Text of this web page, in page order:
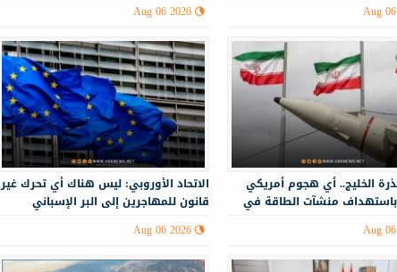
Aug 06 2026
Aug
الاتحاد الأوروبي: ليس هناك أي تحرك غير
قانون للمهاجرين إلى البر الإسباني
Aug 06 2026
الخليج.. أي هجوم أمريكي
منشآت الطاقة في
Aug